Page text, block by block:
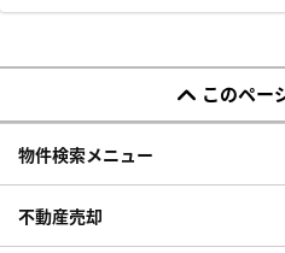
このペー
物件検索メニュー
不動産売却